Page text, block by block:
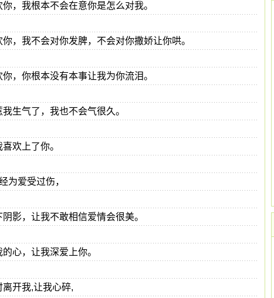
，我根本不会在意你是怎么对我。
，我不会对你发脾，不会对你撒娇让你哄。
，你根本没有本事让我为你流泪。
生气了，我也不会气很久。
欢上了你。
为爱受过伤，
影，让我不敢相信爱情会很美。
心，让我深爱上你。
开我,让我心碎,